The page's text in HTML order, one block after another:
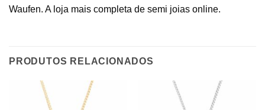
Waufen. A loja mais completa de semi joias online.
PRODUTOS RELACIONADOS